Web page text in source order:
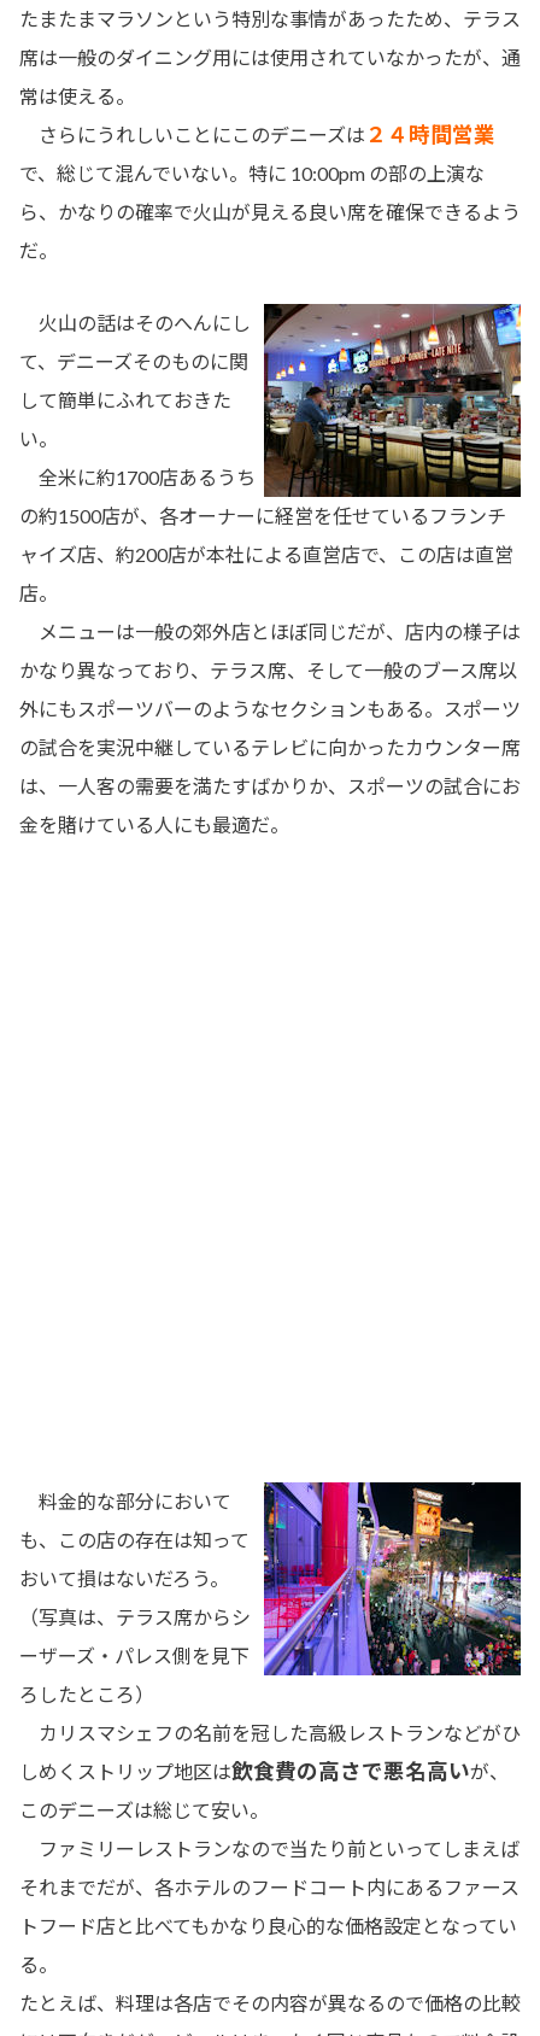
たまたまマラソンという特別な事情があったため、テラス
席は一般のダイニング用には使用されていなかったが、通
常は使える。
さらにうれしいことにこのデニーズは ２４時間営業
で、総じて混んでいない。特に 10:00pm の部の上演な
ら、かなりの確率で火山が見える良い席を確保できるよう
だ。
火山の話はそのへんにし
て、デニーズそのものに関
して簡単にふれておきた
い。
全米に約1700店あるうち
の約1500店が、各オーナーに経営を任せているフランチ
ャイズ店、約200店が本社による直営店で、この店は直営
店。
メニューは一般の郊外店とほぼ同じだが、店内の様子は
かなり異なっており、テラス席、そして一般のブース席以
外にもスポーツバーのようなセクションもある。スポーツ
の試合を実況中継しているテレビに向かったカウンター席
は、一人客の需要を満たすばかりか、スポーツの試合にお
金を賭けている人にも最適だ。
料金的な部分において
も、この店の存在は知って
おいて損はないだろう。
（写真は、テラス席からシ
ーザーズ・パレス側を見下
ろしたところ）
カリスマシェフの名前を冠した高級レストランなどがひ
しめくストリップ地区は飲食費の高さで悪名高いが、
このデニーズは総じて安い。
ファミリーレストランなので当たり前といってしまえば
それまでだが、各ホテルのフードコート内にあるファース
トフード店と比べてもかなり良心的な価格設定となってい
る。
たとえば、料理は各店でその内容が異なるので価格の比較